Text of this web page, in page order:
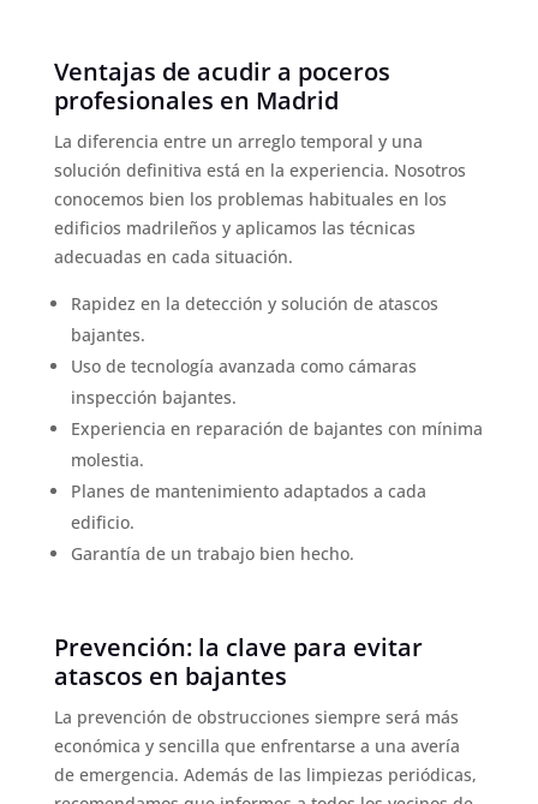
Ventajas de acudir a poceros
profesionales en Madrid
La diferencia entre un arreglo temporal y una
solución definitiva está en la experiencia. Nosotros
conocemos bien los problemas habituales en los
edificios madrileños y aplicamos las técnicas
adecuadas en cada situación.
Rapidez en la detección y solución de atascos
bajantes.
Uso de tecnología avanzada como cámaras
inspección bajantes.
Experiencia en reparación de bajantes con mínima
molestia.
Planes de mantenimiento adaptados a cada
edificio.
Garantía de un trabajo bien hecho.
Prevención: la clave para evitar
atascos en bajantes
La prevención de obstrucciones siempre será más
económica y sencilla que enfrentarse a una avería
de emergencia. Además de las limpiezas periódicas,